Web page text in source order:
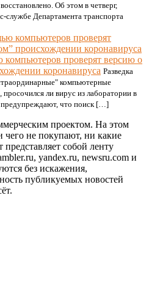
Об этом в четверг,
службе Департамента транспорта
проверят версию о
коронавируса Разведка
компьютерные
ли вирус из лаборатории в
что поиск […]
проектом. На этом
чего не покупают, ни какие
собой ленту
yandex.ru, newsru.com и
без искажения,
публикуемых новостей